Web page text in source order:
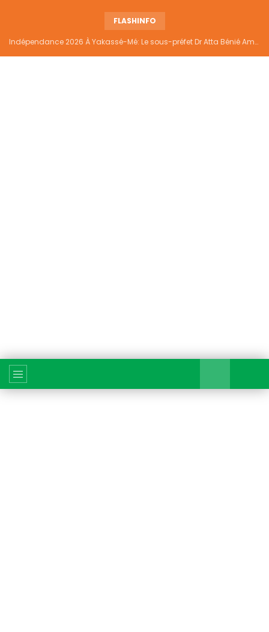
FLASHINFO
Indépendance 2026 À Yakassé-Mé: Le sous-préfet Dr Atta Bénié Amédé appelle à l’unité, à la sécurité et au développement